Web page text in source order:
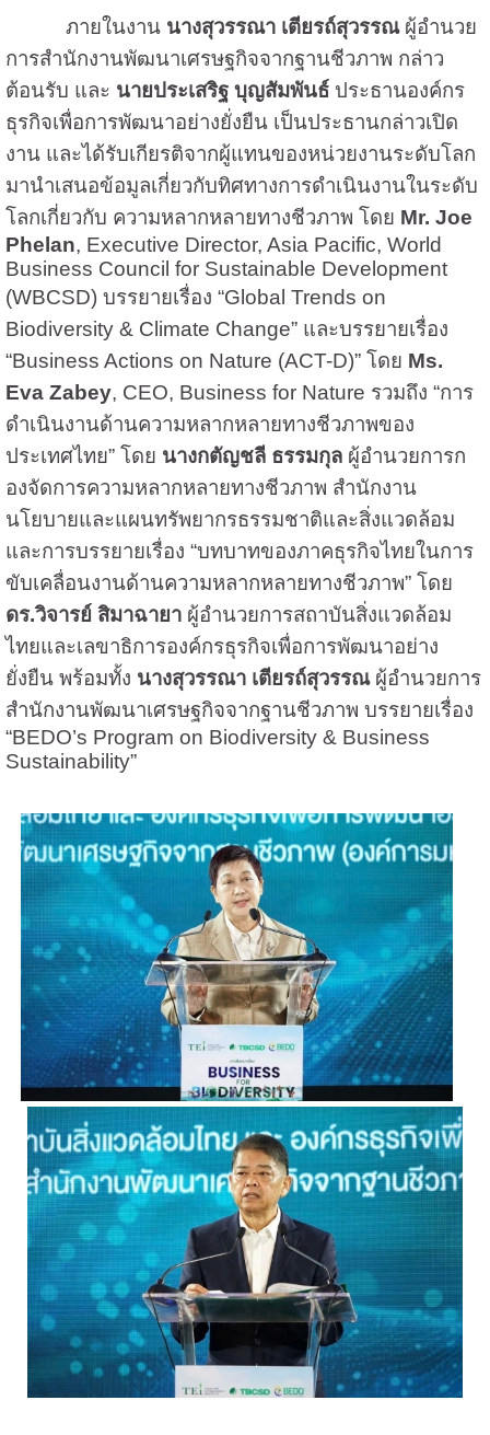
ภายในงาน นางสุวรรณา เตียรถ์สุวรรณผู้อำนวย
การสำนักงานพัฒนาเศรษฐกิจจากฐานชีวภาพ กล่าว
ต้อนรับ และ นายประเสริฐ บุญสัมพันธ์ประธานองค์กร
ธุรกิจเพื่อการพัฒนาอย่างยั่งยืน เป็นประธานกล่าวเปิด
งาน และได้รับเกียรติจากผู้แทนของหน่วยงานระดับโลก
มานำเสนอข้อมูลเกี่ยวกับทิศทางการดำเนินงานในระดับ
โลกเกี่ยวกับ ความหลากหลายทางชีวภาพ โดย Mr. Joe
Phelan, Executive Director, Asia Pacific, World
Business Council for Sustainable Development
(WBCSD) บรรยายเรื่อง “Global Trends on
Biodiversity & Climate Change” และบรรยายเรื่อง
“Business Actions on Nature (ACT-D)” โดย Ms.
Eva Zabey, CEO, Business for Nature รวมถึง “การ
ดำเนินงานด้านความหลากหลายทางชีวภาพของ
ประเทศไทย” โดย นางกตัญชลี ธรรมกุลผู้อำนวยการก
องจัดการความหลากหลายทางชีวภาพ สำนักงาน
นโยบายและแผนทรัพยากรธรรมชาติและสิ่งแวดล้อม
และการบรรยายเรื่อง “บทบาทของภาคธุรกิจไทยในการ
ขับเคลื่อนงานด้านความหลากหลายทางชีวภาพ” โดย
ดร.วิจารย์ สิมาฉายาผู้อำนวยการสถาบันสิ่งแวดล้อม
ไทยและเลขาธิการองค์กรธุรกิจเพื่อการพัฒนาอย่าง
ยั่งยืน พร้อมทั้ง นางสุวรรณา เตียรถ์สุวรรณผู้อำนวยการ
สำนักงานพัฒนาเศรษฐกิจจากฐานชีวภาพ บรรยายเรื่อง
“BEDO’s Program on Biodiversity & Business
Sustainability”